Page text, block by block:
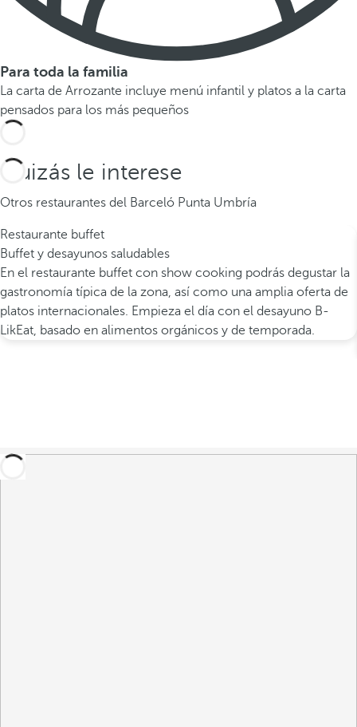
Para toda la familia
La carta de Arrozante incluye menú infantil y platos a la carta
pensados para los más pequeños
Quizás le interese
Otros restaurantes del Barceló Punta Umbría
Restaurante buffet
Buffet y desayunos saludables
En el restaurante buffet con show cooking podrás degustar la
gastronomía típica de la zona, así como una amplia oferta de
platos internacionales. Empieza el día con el desayuno B-
LikEat, basado en alimentos orgánicos y de temporada.